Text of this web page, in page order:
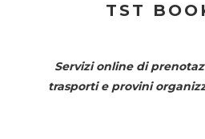
TST
Servizi online di
trasporti e provini